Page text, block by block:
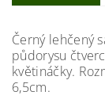
Černý lehčený
půdorysu
květináčky.
6,5cm.